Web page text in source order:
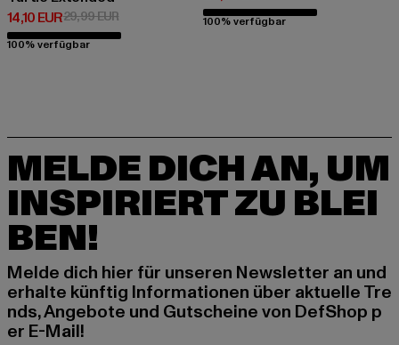
14,10 EUR
Derzeitiger Preis: 14,10 EUR
29,99 EURAktionspreis: 29,99 EUR
100% verfügbar
100% verfügbar
MELDE DICH AN, UM
INSPIRIERT ZU BLEI
BEN!
Melde dich hier für unseren Newsletter an und
erhalte künftig Informationen über aktuelle Tre
nds, Angebote und Gutscheine von DefShop p
er E-Mail!